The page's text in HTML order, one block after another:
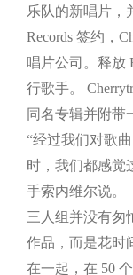
乐队的新唱片，
Records 签约，
唱片公司。释放
行歌手。
同名专辑并附带
“经过我们对歌
时，我们都感觉
手索内维尔说。
三人组并没有匆
作品，而是花时
在一起，在 50